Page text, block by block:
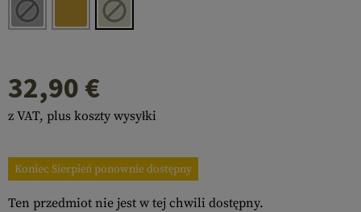
32,90 €
z VAT, plus koszty wysyłki
Koniec Sierpień ponownie dostępny
Ten przedmiot nie jest w tej chwili dostępny.